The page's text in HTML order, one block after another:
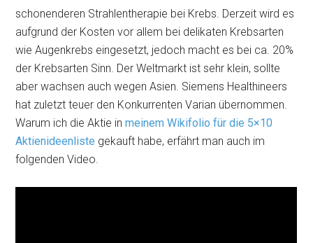
schonenderen Strahlentherapie bei Krebs. Derzeit wird es
aufgrund der Kosten vor allem bei delikaten Krebsarten
wie Augenkrebs eingesetzt, jedoch macht es bei ca. 20%
der Krebsarten Sinn. Der Weltmarkt ist sehr klein, sollte
aber wachsen auch wegen Asien. Siemens Healthineers
hat zuletzt teuer den Konkurrenten Varian übernommen.
Warum ich die Aktie inmeinem Wikifolio für die 5×10
Aktienideenliste gekauft habe, erfährt man auch im
folgenden Video.